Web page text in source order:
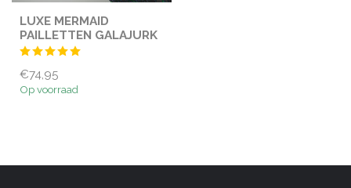
LUXE MERMAID
PAILLETTEN GALAJURK
€74,95
Op voorraad